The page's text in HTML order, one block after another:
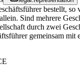
bestellt, so
Sind mehrere
durch zwei
gemeinsam mit